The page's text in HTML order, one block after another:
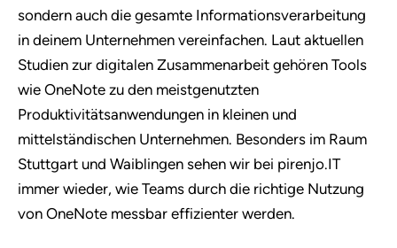
sondern auch die gesamte Informationsverarbeitung
in deinem Unternehmen vereinfachen. Laut aktuellen
Studien zur digitalen Zusammenarbeit gehören Tools
wie OneNote zu den meistgenutzten
Produktivitätsanwendungen in kleinen und
mittelständischen Unternehmen. Besonders im Raum
Stuttgart und Waiblingen sehen wir bei pirenjo.IT
immer wieder, wie Teams durch die richtige Nutzung
von OneNote messbar effizienter werden.